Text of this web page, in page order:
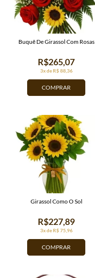
COMPRAR
3x de R$ 88,36
R$265,07
Buquê De Girassol Com Rosas
COMPRAR
3x de R$ 75,96
R$227,89
Girassol Como O Sol